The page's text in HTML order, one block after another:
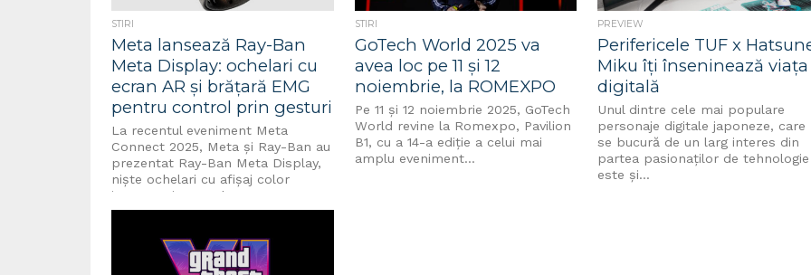
STIRI
Meta lansează Ray-Ban
Meta Display: ochelari cu
ecran AR și brățară EMG
pentru control prin gesturi
La recentul eveniment Meta
Connect 2025, Meta și Ray-Ban au
prezentat Ray-Ban Meta Display,
niște ochelari cu afișaj color
integrat și control...
STIRI
GoTech World 2025 va
avea loc pe 11 și 12
noiembrie, la ROMEXPO
Pe 11 și 12 noiembrie 2025, GoTech
World revine la Romexpo, Pavilion
B1, cu a 14-a ediție a celui mai
amplu eveniment...
PREVIEW
Perifericele TUF x
Miku îți înseninează viața
digitală
Unul dintre cele mai populare
personaje digitale japoneze, care
se bucură de un larg interes din
partea pasionaților de tehnologie
este și...